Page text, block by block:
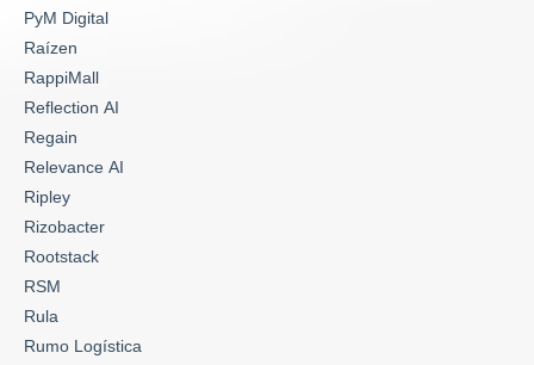
PyM Digital
Raízen
RappiMall
Reflection AI
Regain
Relevance AI
Ripley
Rizobacter
Rootstack
RSM
Rula
Rumo Logística